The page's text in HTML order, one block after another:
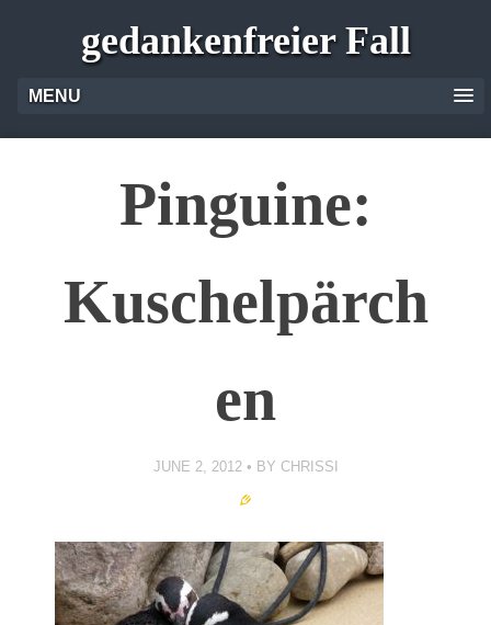
gedankenfreier Fall
MENU
Pinguine:
Kuschelpärch
en
JUNE 2, 2012 BY CHRISSI